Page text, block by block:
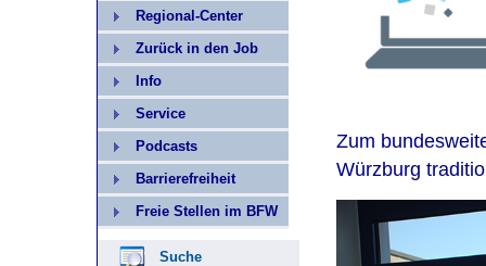
Regional-Center
Zurück in den Job
Info
Service
Podcasts
Barrierefreiheit
Freie Stellen im BFW
Suche
Zum
Würzburg